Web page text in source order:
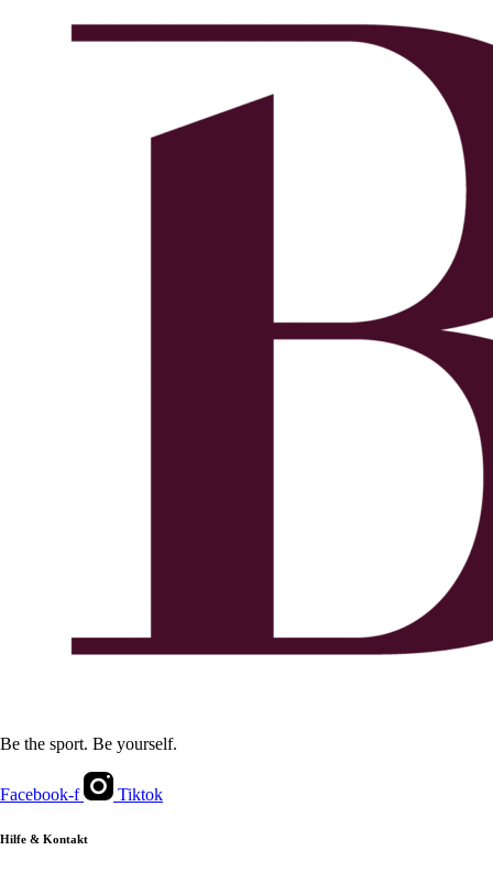
Be the sport. Be yourself.
Facebook-f Tiktok
Hilfe & Kontakt